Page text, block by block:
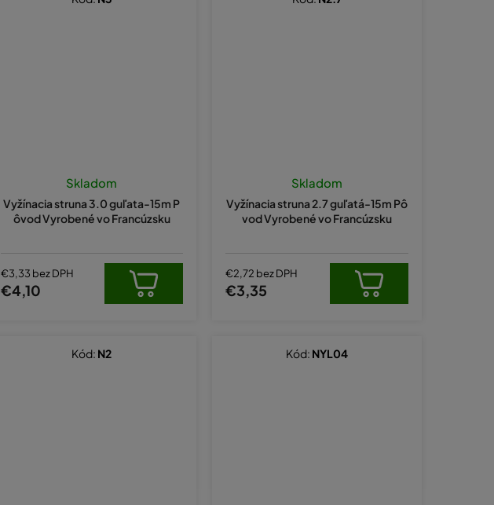
Vyžínacia struna 3.0 guľata-15m P
ôvod Vyrobené vo Francúzsku
Skladom
€3,33 bez DPH
€4,10
Vyžínacia struna 2.7 guľatá-15m Pô
vod Vyrobené vo Francúzsku
Skladom
€2,72 bez DPH
€3,35
Kód: N2 Kód: NYL04